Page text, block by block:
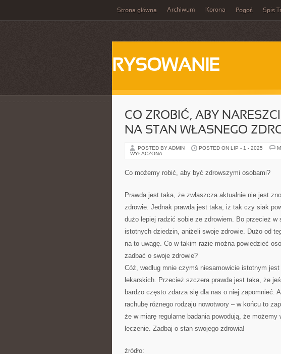
Strona główna Archiwum Korona Pogoń Spis
RYSOWANIE
CO ZROBIĆ, ABY
NA STAN WŁASNEGO
POSTED BY ADMIN POSTED ON LIP - 1 - 2025
WYŁĄCZONA
Co możemy robić, aby być zdrowszymi osobami?
Prawda jest taka, że zwłaszcza aktualnie nie jest
zdrowie. Jednak prawda jest taka, iż tak czy siak
dużo lepiej radzić sobie ze zdrowiem. Bo przecież w
istotnych dziedzin, aniżeli swoje zdrowie. Dużo od
na to uwagę. Co w takim razie można powiedzieć
zadbać o swoje zdrowie?
Cóż, według mnie czymś niesamowicie istotnym
lekarskich. Przecież szczera prawda jest taka, że
bardzo często zdarza się dla nas o niej zapomnieć.
rachubę różnego rodzaju nowotwory – w końcu to
że w miarę regularne badania powodują, że
leczenie. Zadbaj o stan swojego zdrowia!
źródło: